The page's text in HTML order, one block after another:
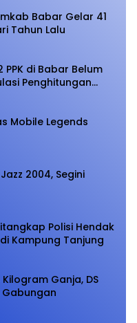
Babar Gelar 41
Tahun Lalu
di Babar Belum
Penghitungan
Mobile Legends
2004, Segini
Polisi Hendak
Kampung Tanjung
Ganja, DS
Gabungan